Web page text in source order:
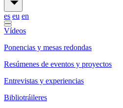
es eu en
Vídeos
Ponencias y mesas redondas
Resúmenes de eventos y proyectos
Entrevistas y experiencias
Bibliotráileres